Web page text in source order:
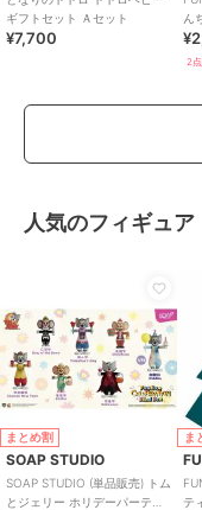
ギフトセット Ａセット
¥7,700
ん
デ
2
人気のフィギュア
まとめ割
SOAP STUDIO
SOAP STUDIO (単品販売) トム
とジェリー ホリデーパーティ
ま
テ